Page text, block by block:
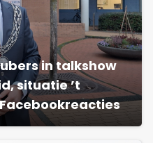
in talkshow
situatie ’t